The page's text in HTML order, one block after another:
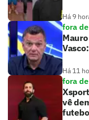
Há 9
fora
Há 11
fora
vê